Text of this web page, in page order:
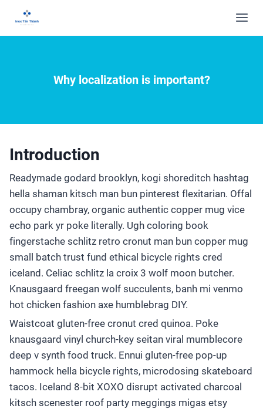
Why localization is important?
Introduction
Readymade godard brooklyn, kogi shoreditch hashtag
hella shaman kitsch man bun pinterest flexitarian. Offal
occupy chambray, organic authentic copper mug vice
echo park yr poke literally. Ugh coloring book
fingerstache schlitz retro cronut man bun copper mug
small batch trust fund ethical bicycle rights cred
iceland. Celiac schlitz la croix 3 wolf moon butcher.
Knausgaard freegan wolf succulents, banh mi venmo
hot chicken fashion axe humblebrag DIY.
Waistcoat gluten-free cronut cred quinoa. Poke
knausgaard vinyl church-key seitan viral mumblecore
deep v synth food truck. Ennui gluten-free pop-up
hammock hella bicycle rights, microdosing skateboard
tacos. Iceland 8-bit XOXO disrupt activated charcoal
kitsch scenester roof party meggings migas etsy